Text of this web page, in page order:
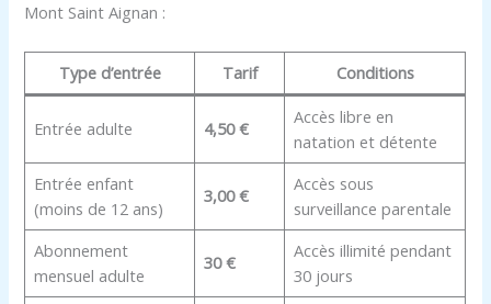
Mont Saint Aignan :
Type d’entrée Tarif Conditions
Entrée adulte 4,50 €
Accès libre en
natation et détente
Entrée enfant
(moins de 12 ans)
3,00 €
Accès sous
surveillance parentale
Abonnement
mensuel adulte
30 €
Accès illimité pendant
30 jours